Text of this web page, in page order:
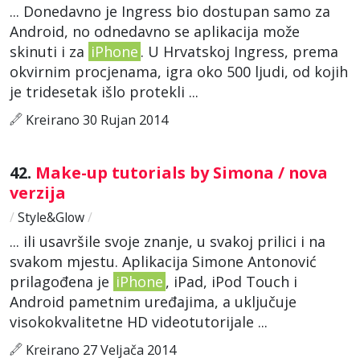
... Donedavno je Ingress bio dostupan samo za
Android, no odnedavno se aplikacija može
skinuti i za iPhone . U Hrvatskoj Ingress, prema
okvirnim procjenama, igra oko 500 ljudi, od kojih
je tridesetak išlo protekli ...
Kreirano 30 Rujan 2014
42. Make-up tutorials by Simona / nova
verzija
/ Style&Glow/
... ili usavršile svoje znanje, u svakoj prilici i na
svakom mjestu. Aplikacija Simone Antonović
prilagođena je iPhone , iPad, iPod Touch i
Android pametnim uređajima, a uključuje
visokokvalitetne HD videotutorijale ...
Kreirano 27 Veljača 2014